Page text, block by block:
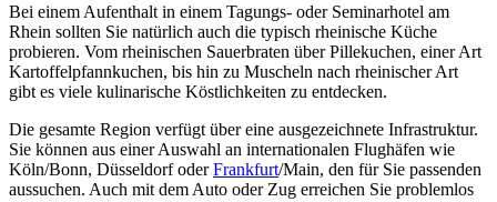
Bei einem Aufenthalt in einem Tagungs- oder Seminarhotel am
Rhein sollten Sie natürlich auch die typisch rheinische Küche
probieren. Vom rheinischen Sauerbraten über Pillekuchen, einer Art
Kartoffelpfannkuchen, bis hin zu Muscheln nach rheinischer Art
gibt es viele kulinarische Köstlichkeiten zu entdecken.
Die gesamte Region verfügt über eine ausgezeichnete Infrastruktur.
Sie können aus einer Auswahl an internationalen Flughäfen wie
Köln/Bonn, Düsseldorf oderFrankfurt/Main, den für Sie passenden
aussuchen. Auch mit dem Auto oder Zug erreichen Sie problemlos